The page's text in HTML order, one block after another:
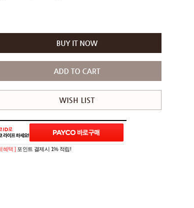
혜택 ] 포인트 결제시 1% 적립!